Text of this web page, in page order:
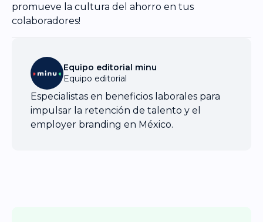
promueve la cultura del ahorro en tus
colaboradores!
Equipo editorial minu
Equipo editorial
Especialistas en beneficios laborales para
impulsar la retención de talento y el
employer branding en México.